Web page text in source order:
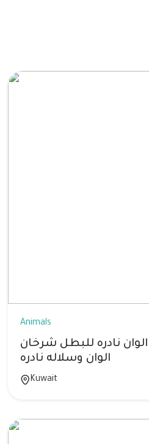
Animals
نادره للبطل شرخان
الوان وسلاله نادره
Kuwait